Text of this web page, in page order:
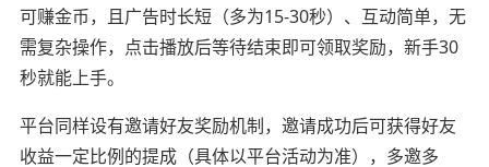
可赚金币，且广告时长短（多为15-30秒）、互动简单，无
需复杂操作，点击播放后等待结束即可领取奖励，新手30
秒就能上手。
平台同样设有邀请好友奖励机制，邀请成功后可获得好友
收益一定比例的提成（具体以平台活动为准），多邀多